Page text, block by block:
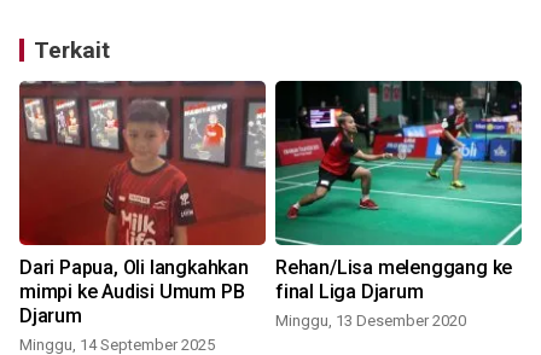
Terkait
Dari Papua, Oli langkahkan
mimpi ke Audisi Umum PB
Djarum
Minggu, 14 September 2025
Rehan/Lisa melenggang ke
final Liga Djarum
Minggu, 13 Desember 2020